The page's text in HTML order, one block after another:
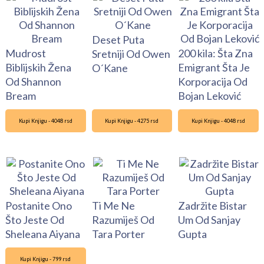
Mudrost
Biblijskih Žena
Od Shannon
Bream
Deset Puta
Sretniji Od Owen
O´Kane
200 kila: Šta Zna
Emigrant Šta Je
Korporacija Od
Bojan Leković
Kupi Knjigu - 4048 rsd
Postanite Ono
Što Jeste Od
Sheleana Aiyana
Kupi Knjigu - 4275 rsd
Ti Me Ne
Razumiješ Od
Tara Porter
Kupi Knjigu - 4048 rsd
Zadržite Bistar
Um Od Sanjay
Gupta
Kupi Knjigu - 799 rsd